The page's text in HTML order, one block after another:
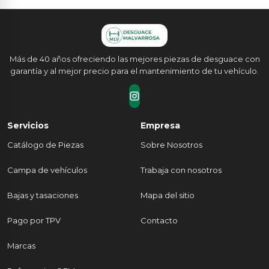
Más de 40 años ofreciendo las mejores piezas de desguace con
garantía y al mejor precio para el mantenimiento de tu vehículo.
Servicios
Catálogo de Piezas
Campa de vehículos
Bajas y tasaciones
Pago por TPV
Marcas
Empresa
Sobre Nosotros
Trabaja con nosotros
Mapa del sitio
Contacto